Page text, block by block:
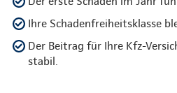
Ihre Schadenfreiheitsklasse
Der Beitrag für Ihre Kfz-
stabil.